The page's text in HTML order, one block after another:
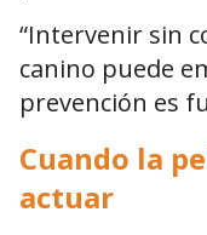
“Intervenir sin
canino puede
prevención es
Cuando la
actuar